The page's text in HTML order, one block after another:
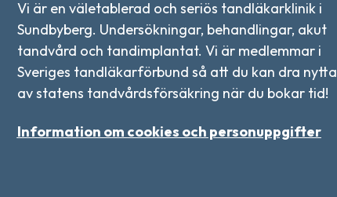
Vi är en väletablerad och seriös tandläkarklinik i
Sundbyberg. Undersökningar, behandlingar, akut
tandvård och tandimplantat. Vi är medlemmar i
Sveriges tandläkarförbund så att du kan dra nytta
av statens tandvårdsförsäkring när du bokar tid!
Information om cookies och personuppgifter